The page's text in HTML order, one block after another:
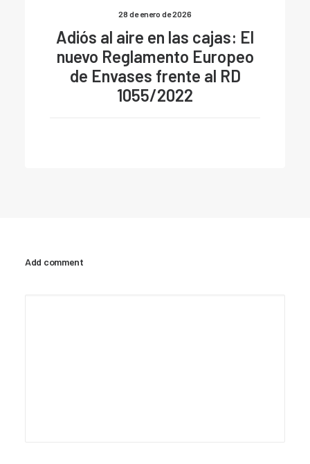
28 de enero de 2026
Adiós al aire en las cajas: El
nuevo Reglamento Europeo
de Envases frente al RD
1055/2022
Add comment